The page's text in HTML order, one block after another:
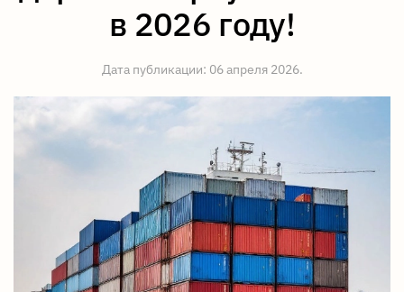
в 2026 году!
Дата публикации: 06 апреля 2026.